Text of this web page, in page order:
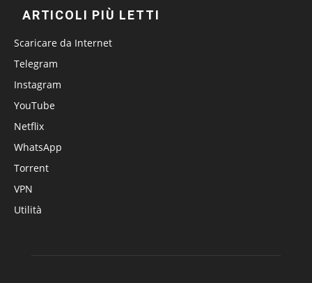
ARTICOLI PIÙ LETTI
Scaricare da Internet
Telegram
Instagram
YouTube
Netflix
WhatsApp
Torrent
VPN
Utilità